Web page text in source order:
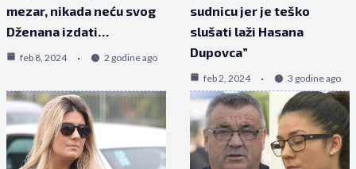
mezar, nikada neću svog
Dženana izdati…
feb 8, 2024 2 godine ago
sudnicu jer je teško
slušati laži Hasana
Dupovca”
feb 2, 2024 3 godine ago